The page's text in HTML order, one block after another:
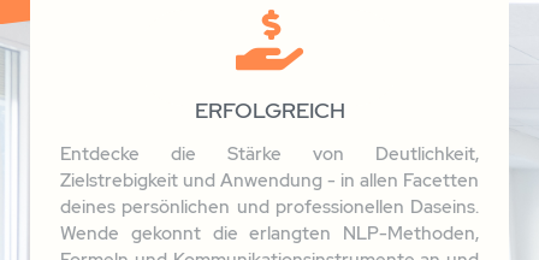
Jetzt kostenfrei Teilnehmen
Hinweis: Die Plätze sind auf 20 Personen limitiert!
Sprache, konnte Wissen gut vermitteln, gute
Demos, habe mich bei ihr sehr wohl gefühlt, hatte
„Alles im Griff“
DANKE für ALLES!“